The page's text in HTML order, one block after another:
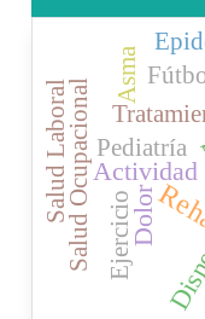
Actividad
Dolor
Ejercicio
Salud Ocupacional
Salud Laboral
Pediatría
Asma